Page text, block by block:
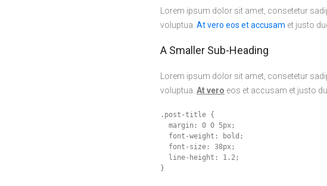
Lorem ipsum dolor sit amet, consetetur
voluptua. At vero eos et accusam et justo
A Smaller Sub-Heading
Lorem ipsum dolor sit amet, consetetur
voluptua. At vero eos et accusam et justo
.post-title {
  margin: 0 0 5px;
  font-weight: bold;
  font-size: 38px;
  line-height: 1.2;
}